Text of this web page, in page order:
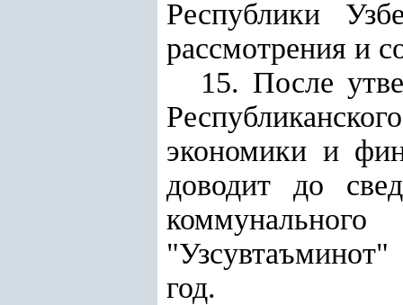
Республики
рассмотрения и
15. После
Республиканского
экономики и
доводит до
коммунального
"Узсувтаъминот"
год.